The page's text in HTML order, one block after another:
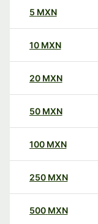
5 MXN
10 MXN
20 MXN
50 MXN
100 MXN
250 MXN
500 MXN